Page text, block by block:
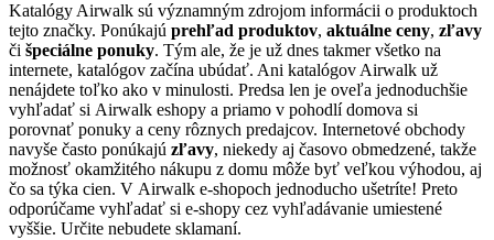
Katalógy Airwalk sú významným zdrojom informácii o produktoch
tejto značky. Ponúkajú prehľad produktov, aktuálne ceny, zľavy
či špeciálne ponuky. Tým ale, že je už dnes takmer všetko na
internete, katalógov začína ubúdať. Ani katalógov Airwalk už
nenájdete toľko ako v minulosti. Predsa len je oveľa jednoduchšie
vyhľadať si Airwalk eshopy a priamo v pohodlí domova si
porovnať ponuky a ceny rôznych predajcov. Internetové obchody
navyše často ponúkajú zľavy, niekedy aj časovo obmedzené, takže
možnosť okamžitého nákupu z domu môže byť veľkou výhodou, aj
čo sa týka cien. V Airwalk e-shopoch jednoducho ušetríte! Preto
odporúčame vyhľadať si e-shopy cez vyhľadávanie umiestené
vyššie. Určite nebudete sklamaní.